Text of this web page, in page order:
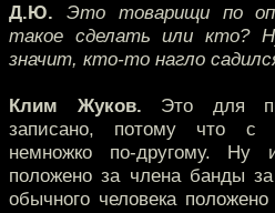
Д.Ю. Это товарищи по
такое сделать или кто?
значит, кто-то нагло
Клим Жуков. Это для
записано, потому что с
немножко по-другому. Ну
положено за члена банды
обычного человека